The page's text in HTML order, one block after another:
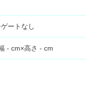
ートなし
- cm×高さ - cm